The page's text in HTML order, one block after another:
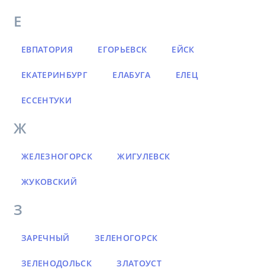
Е
ЕВПАТОРИЯ ЕГОРЬЕВСК ЕЙСК
ЕКАТЕРИНБУРГ ЕЛАБУГА ЕЛЕЦ
ЕССЕНТУКИ
Ж
ЖЕЛЕЗНОГОРСК ЖИГУЛЕВСК
ЖУКОВСКИЙ
З
ЗАРЕЧНЫЙ ЗЕЛЕНОГОРСК
ЗЕЛЕНОДОЛЬСК ЗЛАТОУСТ